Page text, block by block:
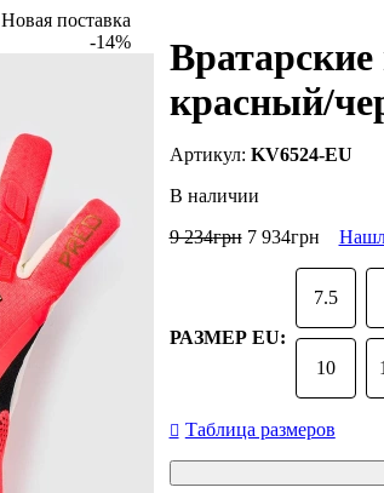
Новая поставка
-14%
красный/
KV6524-EU
В наличии
9 234грн 7 934грн
РАЗМЕР EU:
7.5
10
Таблица размеров